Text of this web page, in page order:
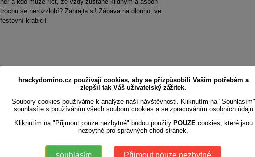
her a kdo může říct, že vždy zůstane klidným a aspoň
trochu se nerozzlobí? Zahrajte si! Zábava na dlouho, ve
festovní krabici!
hrackydomino.cz používají cookies, aby se přizpůsobili Vašim potřebám a
zlepšil tak Váš uživatelský zážitek.
Soubory cookies používáme k analýze naší návštěvnosti. Kliknutím na "Souhlasím"
souhlasíte s používáním všech souborů cookies a se zpracováním osobních údajů
Kliknutím na "Přijmout pouze nezbytné" budou použity POUZE cookies, které jsou
nezbytné pro správných chod stránek.
souhlasím Přijmout pouze nezbytné